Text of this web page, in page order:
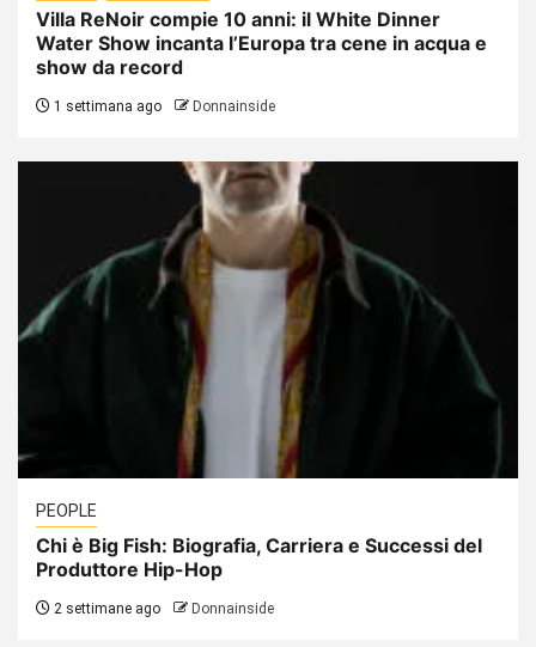
Villa ReNoir compie 10 anni: il White Dinner
Water Show incanta l’Europa tra cene in acqua e
show da record
1 settimana ago Donnainside
PEOPLE
Chi è Big Fish: Biografia, Carriera e Successi del
Produttore Hip-Hop
2 settimane ago Donnainside